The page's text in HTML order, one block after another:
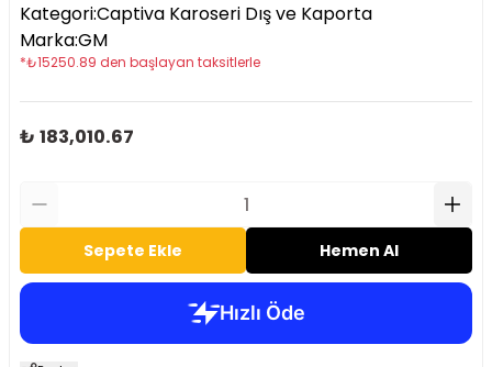
Kategori:Captiva Karoseri Dış ve Kaporta
Marka:GM
*₺15250.89 den başlayan taksitlerle
₺ 183,010.67
Sepete Ekle Hemen Al